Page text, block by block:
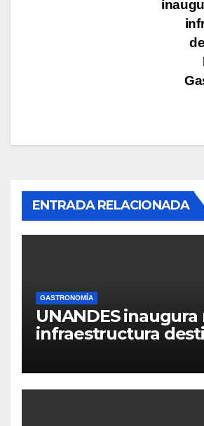
ENTRADA RELACIONADA
GASTRONOMÍA
UNANDES
infraestructura
Hotelería